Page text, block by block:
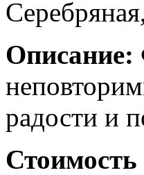
Описание:
радости и